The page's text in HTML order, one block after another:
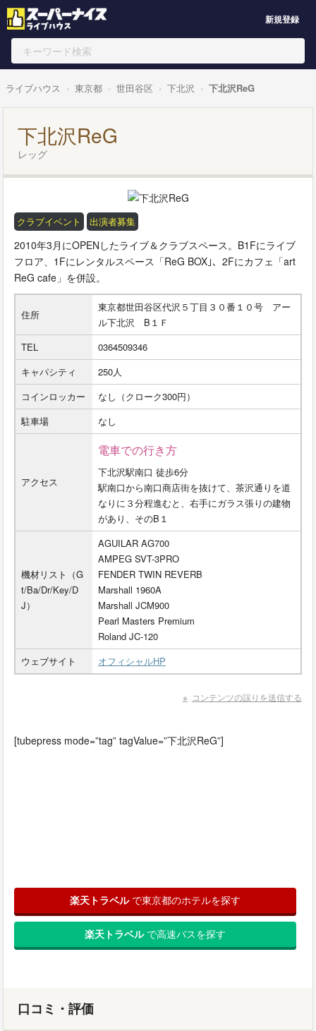
新規登録
ライブハウス 東京都 世田谷区 下北沢 下北沢ReG
下北沢ReG
レッグ
クラブイベント 出演者募集
2010年3月にOPENしたライブ＆クラブスペース。B1Fにライブ
フロア、1Fにレンタルスペース「ReG BOX｣、2Fにカフェ「art
ReG cafe」を併設。
住所
東京都世田谷区代沢５丁目３０番１０号 アー
ル下北沢 B１Ｆ
TEL
0364509346
キャパシティ
250人
コインロッカー
なし（クローク300円）
駐車場
なし
アクセス
電車での行き方
下北沢駅南口 徒歩6分
駅南口から南口商店街を抜けて、茶沢通りを道
なりに３分程進むと、右手にガラス張りの建物
があり、そのB１
機材リスト（G
t/Ba/Dr/Key/D
J）
AGUILAR AG700
AMPEG SVT-3PRO
FENDER TWIN REVERB
Marshall 1960A
Marshall JCM900
Pearl Masters Premium
Roland JC-120
ウェブサイト
オフィシャルHP
コンテンツの誤りを送信する
[tubepress mode=”tag” tagValue=”下北沢ReG”]
楽天トラベルで東京都のホテルを探す
楽天トラベルで高速バスを探す
口コミ・評価